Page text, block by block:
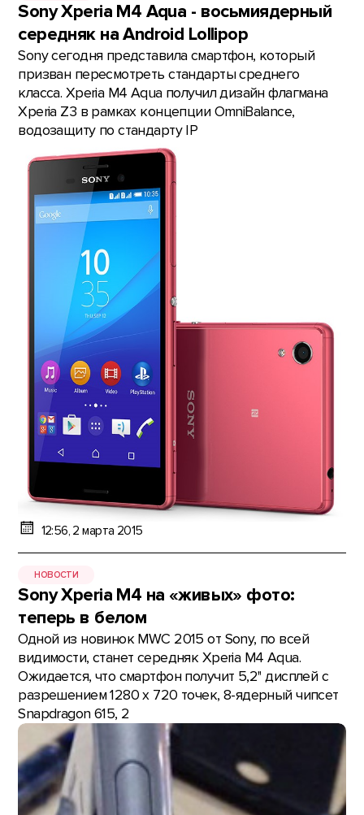
Sony Xperia M4 Aqua - восьмиядерный
середняк на Android Lollipop
Sony сегодня представила смартфон, который
призван пересмотреть стандарты среднего
класса. Xperia M4 Aqua получил дизайн флагмана
Xperia Z3 в рамках концепции OmniBalance,
водозащиту по стандарту IP
12:56, 2 марта 2015
НОВОСТИ
Sony Xperia M4 на «живых» фото:
теперь в белом
Одной из новинок MWC 2015 от Sony, по всей
видимости, станет середняк Xperia M4 Aqua.
Ожидается, что смартфон получит 5,2'' дисплей с
разрешением 1280 х 720 точек, 8-ядерный чипсет
Snapdragon 615, 2